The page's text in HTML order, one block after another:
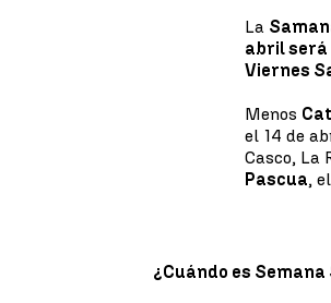
La
abril será
Viernes
Menos
el 14 de
Casco, La
Pascua,
¿Cuándo es